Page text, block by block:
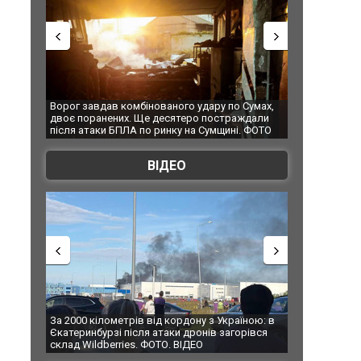
Ворог завдав комбінованого удару по Сумах,
двоє поранених. Ще десятеро постраждали
після атаки БПЛА по ринку на Сумщині. ФОТО
ВІДЕО
За 2000 кілометрів від кордону з Україною: в
Єкатеринбурзі після атаки дронів загорівся
склад Wildberries. ФОТО. ВІДЕО